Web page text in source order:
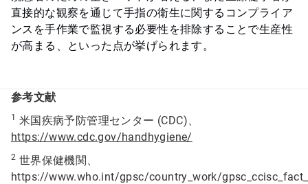
直接的な観察を通じて手指の衛生に関するコンプライア
ンスを手作業で監視する必要性を排除することで生産性
が高まる、といった点が挙げられます。
参考文献
1
米国疾病予防管理センター (CDC)、
https://www.cdc.gov/handhygiene/
2 世界保健機関、
https://www.who.int/gpsc/country_work/